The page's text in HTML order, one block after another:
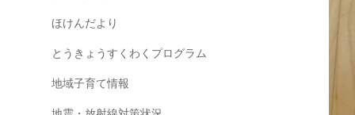
ほけんだより
とうきょうすくわくプログラム
地域子育て情報